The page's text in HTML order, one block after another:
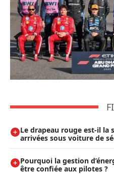
Le drapeau rouge est-il
arrivées sous voiture de
Pourquoi la gestion
être confiée aux pilotes ?